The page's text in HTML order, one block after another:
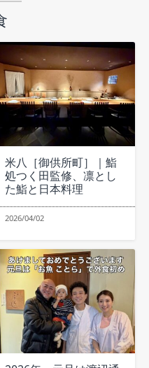
米八［御供所町］｜鮨
処つく田監修、凛とし
た鮨と日本料理
2026/04/02